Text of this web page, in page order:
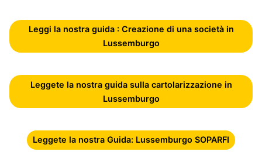
Leggi la nostra guida : Creazione di una società in
Lussemburgo
Leggete la nostra guida sulla cartolarizzazione in
Lussemburgo
Leggete la nostra Guida: Lussemburgo SOPARFI